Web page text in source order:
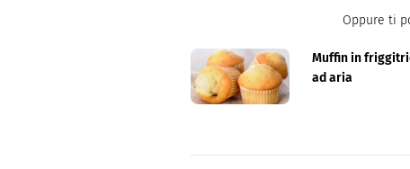
Oppure ti
Muffin in
ad aria